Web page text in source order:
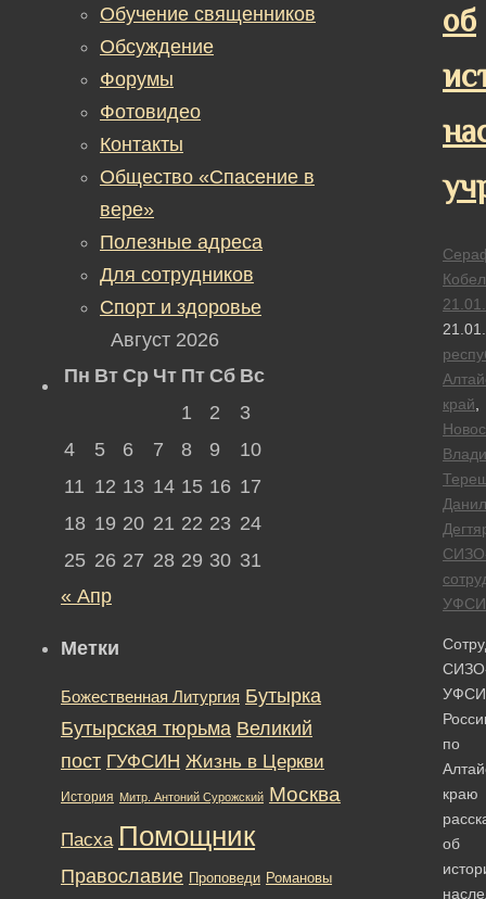
об
край
Данил
по
краю
об
Обучение священников
Обсуждение
Форумы
Фотовидео
Контакты
Общество «Спасение в
вере»
Полезные адреса
Для сотрудников
Спорт и здоровье
Август 2026
Пн Вт Ср Чт Пт Сб Вс
1
2
3
4
5 6 7 8 9
10
11 12 13 14 15 16 17
18 19 20 21 22 23 24
25 26 27 28 29 30 31
« Апр
Метки
Божественная Литургия Бутырка
Бутырская тюрьма Великий
пост ГУФСИН Жизнь в Церкви
История Митр. Антоний Сурожский Москва
Пасха Помощник
Православие Проповеди Романовы